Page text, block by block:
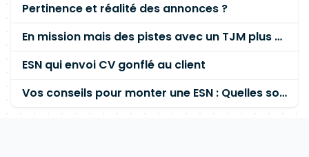
Pertinence et réalité des annonces ?
En mission mais des pistes avec un TJM plus élevé
ESN qui envoi CV gonflé au client
Vos conseils pour monter une ESN : Quelles sont les étapes principales ?